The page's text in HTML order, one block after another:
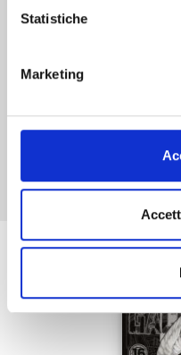
Statistiche
Marketing
Se ti è